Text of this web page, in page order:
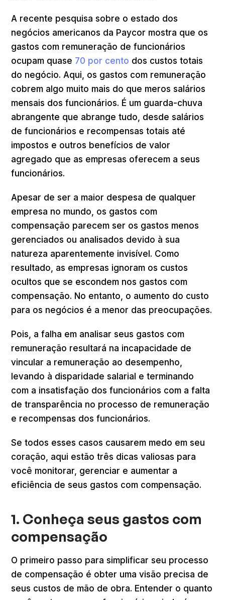
A recente pesquisa sobre o estado dos
negócios americanos da Paycor mostra que os
gastos com remuneração de funcionários
ocupam quase 70 por cento dos custos totais
do negócio. Aqui, os gastos com remuneração
cobrem algo muito mais do que meros salários
mensais dos funcionários. É um guarda-chuva
abrangente que abrange tudo, desde salários
de funcionários e recompensas totais até
impostos e outros benefícios de valor
agregado que as empresas oferecem a seus
funcionários.
Apesar de ser a maior despesa de qualquer
empresa no mundo, os gastos com
compensação parecem ser os gastos menos
gerenciados ou analisados devido à sua
natureza aparentemente invisível. Como
resultado, as empresas ignoram os custos
ocultos que se escondem nos gastos com
compensação. No entanto, o aumento do custo
para os negócios é a menor das preocupações.
Pois, a falha em analisar seus gastos com
remuneração resultará na incapacidade de
vincular a remuneração ao desempenho,
levando à disparidade salarial e terminando
com a insatisfação dos funcionários com a falta
de transparência no processo de remuneração
e recompensas dos funcionários.
Se todos esses casos causarem medo em seu
coração, aqui estão três dicas valiosas para
você monitorar, gerenciar e aumentar a
eficiência de seus gastos com compensação.
1. Conheça seus gastos com
compensação
O primeiro passo para simplificar seu processo
de compensação é obter uma visão precisa de
seus custos de mão de obra. Entender o quanto